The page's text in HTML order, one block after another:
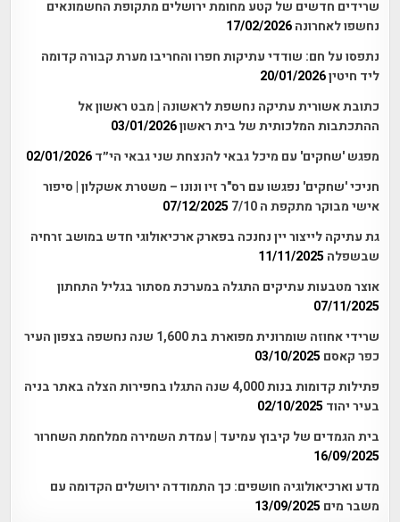
שרידים חדשים של קטע מחומת ירושלים מתקופת החשמונאים
נחשפו לאחרונה 17/02/2026
נתפסו על חם: שודדי עתיקות חפרו והחריבו מערת קבורה קדומה
ליד חיטין20/01/2026
כתובת אשורית עתיקה נחשפת לראשונה | מבט ראשון אל
ההתכתבות המלכותית של בית ראשון03/01/2026
מפגש 'שחקים' עם מיכל גבאי להנצחת שני גבאי הי״ד 02/01/2026
חניכי 'שחקים' נפגשו עם רס"ר זיו ונונו – משטרת אשקלון | סיפור
אישי מבוקר מתקפת ה 7/10
07/12/2025
גת עתיקה לייצור יין נחנכה בפארק ארכיאולוגי חדש במושב זרחיה
שבשפלה 11/11/2025
אוצר מטבעות עתיקים התגלה במערכת מסתור בגליל התחתון
07/11/2025
שרידי אחוזה שומרונית מפוארת בת 1,600 שנה נחשפה בצפון העיר
כפר קאסם 03/10/2025
פתילות קדומות בנות 4,000 שנה התגלו בחפירות הצלה באתר בניה
בעיר יהוד 02/10/2025
בית הגמדים של קיבוץ עמיעד | עמדת השמירה ממלחמת השחרור
16/09/2025
מדע וארכיאולוגיה חושפים: כך התמודדה ירושלים הקדומה עם
משבר מים 13/09/2025